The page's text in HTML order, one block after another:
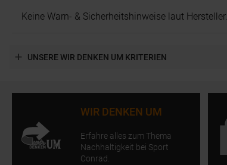
Keine Warn- & Sicherheitshinweise laut Hersteller.
UNSERE WIR DENKEN UM KRITERIEN
WIR DENKEN UM
Erfahre alles zum Thema
Nachhaltigkeit bei Sport
Conrad.